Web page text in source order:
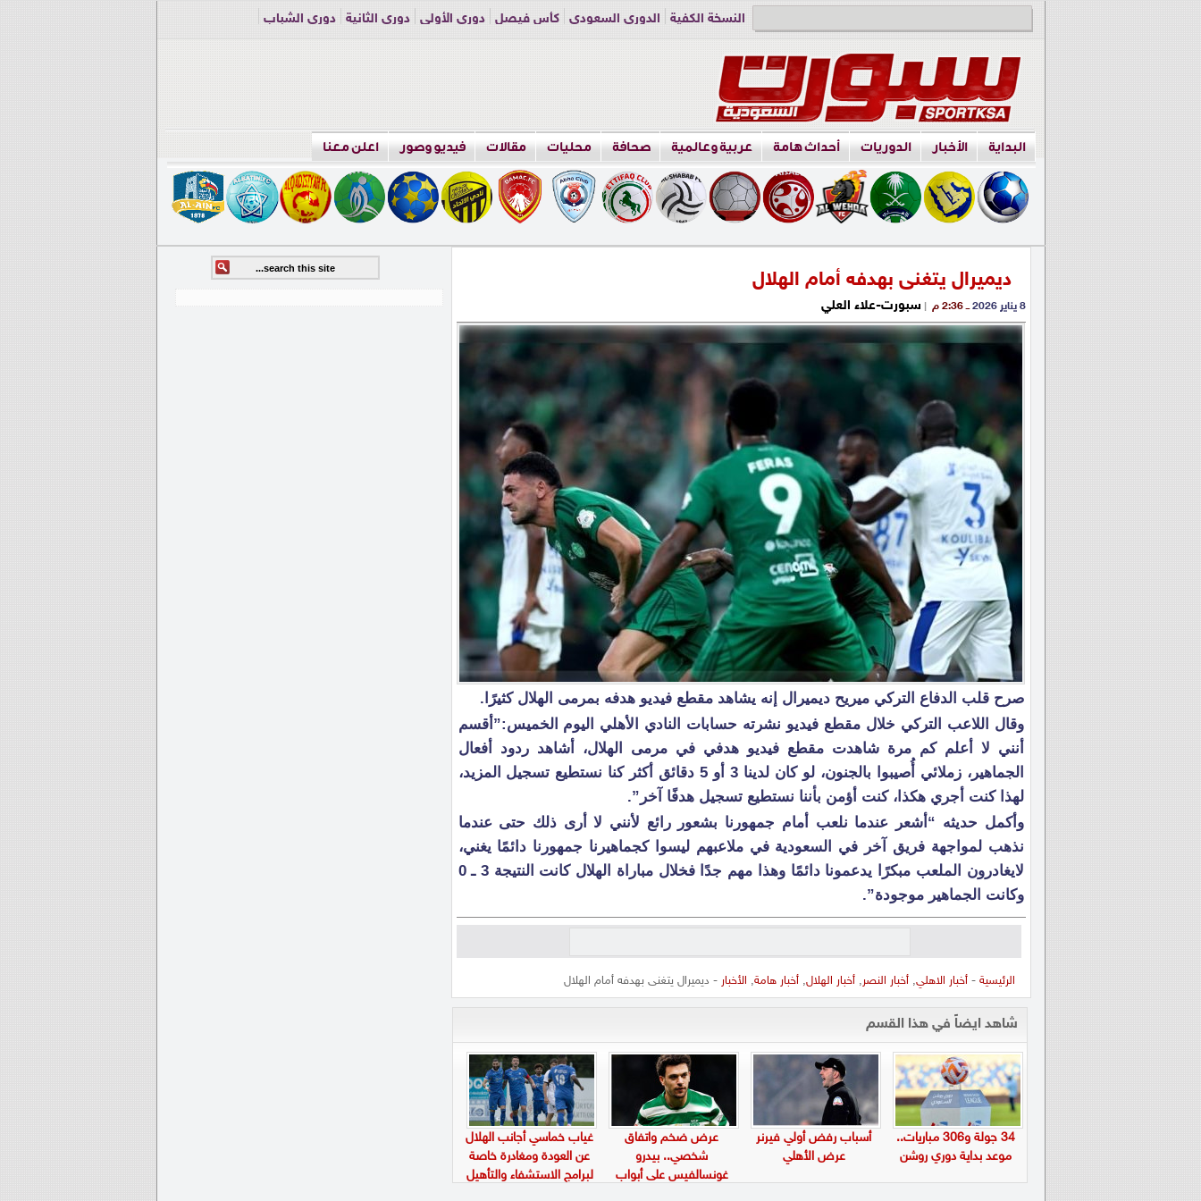
النسخة الكفية الدوري السعودي كأس فيصل دوري الأولى دوري الثانية
دوري الشباب
البداية الأخبار الدوريات أحداث هامة عربية وعالمية صحافة محليات مقالات فيديو وصور اعلن معنا
ديميرال يتغنى بهدفه أمام الهلال
8 يناير 2026 ــ 2:36 م | سبورت-علاء العلي
صرح قلب الدفاع التركي ميريح ديميرال إنه يشاهد مقطع فيديو هدفه بمرمى الهلال كثيرًا.
وقال اللاعب التركي خلال مقطع فيديو نشرته حسابات النادي الأهلي اليوم الخميس:”أقسم
أنني لا أعلم كم مرة شاهدت مقطع فيديو هدفي في مرمى الهلال، أشاهد ردود أفعال
الجماهير، زملائي أُصيبوا بالجنون، لو كان لدينا 3 أو 5 دقائق أكثر كنا نستطيع تسجيل المزيد،
لهذا كنت أجري هكذا، كنت أؤمن بأننا نستطيع تسجيل هدفًا آخر”.
وأكمل حديثه “أشعر عندما نلعب أمام جمهورنا بشعور رائع لأنني لا أرى ذلك حتى عندما
نذهب لمواجهة فريق آخر في السعودية في ملاعبهم ليسوا كجماهيرنا جمهورنا دائمًا يغني،
لايغادرون الملعب مبكرًا يدعمونا دائمًا وهذا مهم جدًا فخلال مباراة الهلال كانت النتيجة 3 ـ 0
وكانت الجماهير موجودة”.
الرئيسية -أخبار الاهلي,أخبار النصر,أخبار الهلال,أخبار هامة, الأخبار - ديميرال يتغنى بهدفه أمام الهلال
شاهد ايضاً في هذا القسم
34 جولة و306 مباريات..
موعد بداية دوري روشن
أسباب رفض أولي فيرنر
عرض الأهلي
عرض ضخم واتفاق
شخصي.. بيدرو
غونسالفيس على أبواب
غياب خماسي أجانب الهلال
عن العودة ومغادرة خاصة
لبرامج الاستشفاء والتأهيل